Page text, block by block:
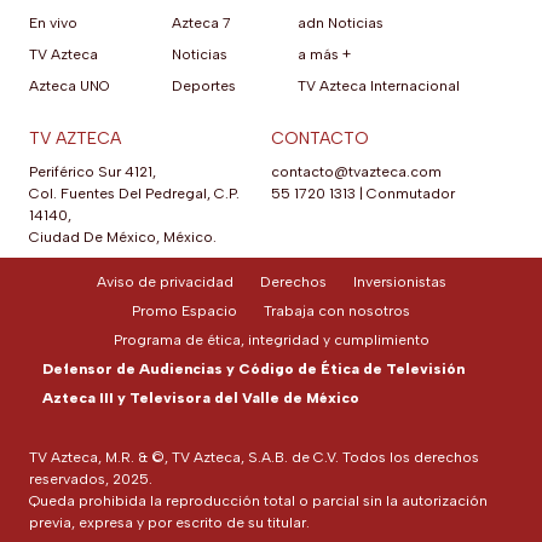
En vivo
TV Azteca
Azteca UNO
Azteca 7
Noticias
Deportes
adn Noticias
a más +
TV Azteca Internacional
TV AZTECA
Periférico Sur 4121,
Col. Fuentes Del Pedregal, C.P.
14140,
Ciudad De México, México.
CONTACTO
contacto@tvazteca.com
55 1720 1313
Conmutador
TV Azteca, M.R. & ©, TV Azteca, S.A.B. de C.V. Todos los derechos
reservados, 2025.
Queda prohibida la reproducción total o parcial sin la autorización
previa, expresa y por escrito de su titular.
Aviso de privacidad Derechos
Inversionistas
Promo Espacio
Trabaja con nosotros
Programa de ética, integridad y cumplimiento
Defensor de Audiencias y Código de Ética de Televisión
Azteca III y Televisora del Valle de México